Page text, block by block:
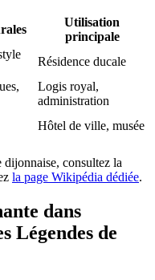
Utilisation
principale
Résidence ducale
Logis royal,
administration
Hôtel de ville, musée
consultez la
la page Wikipédia dédiée.
dans
Légendes de